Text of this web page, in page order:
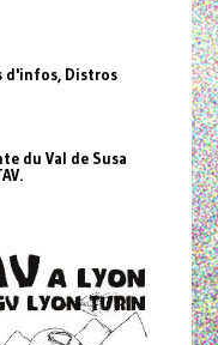
d'infos, Distros
du Val de Susa